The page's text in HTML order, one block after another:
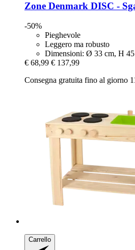
Zone Denmark DISC -​
-50%
Pieghevole
Leggero ma robusto
Dimensioni: Ø 33 cm, H
€ 68,99 € 137,99
Consegna gratuita fino al giorno
Carrello